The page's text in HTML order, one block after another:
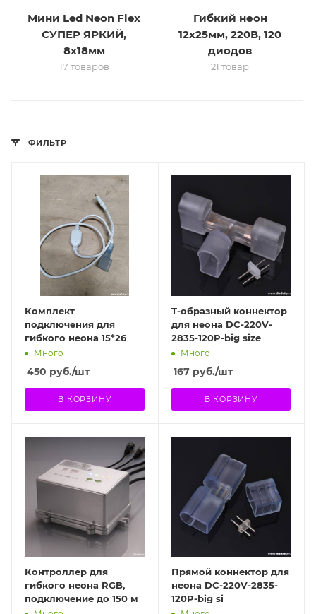
Мини Led Neon Flex
СУПЕР ЯРКИЙ,
8х18мм
17 товаров
Гибкий неон
12х25мм, 220В, 120
диодов
21 товар
ФИЛЬТР
Комплект
подключения для
гибкого неона 15*26
Много
450 руб./шт
В КОРЗИНУ
T-образный коннектор
для неона DC-220V-
2835-120P-big size
Много
167руб./шт
В КОРЗИНУ
Контроллер для
гибкого неона RGB,
подключение до 150 м
Прямой коннектор для
неона DC-220V-2835-
120P-big si